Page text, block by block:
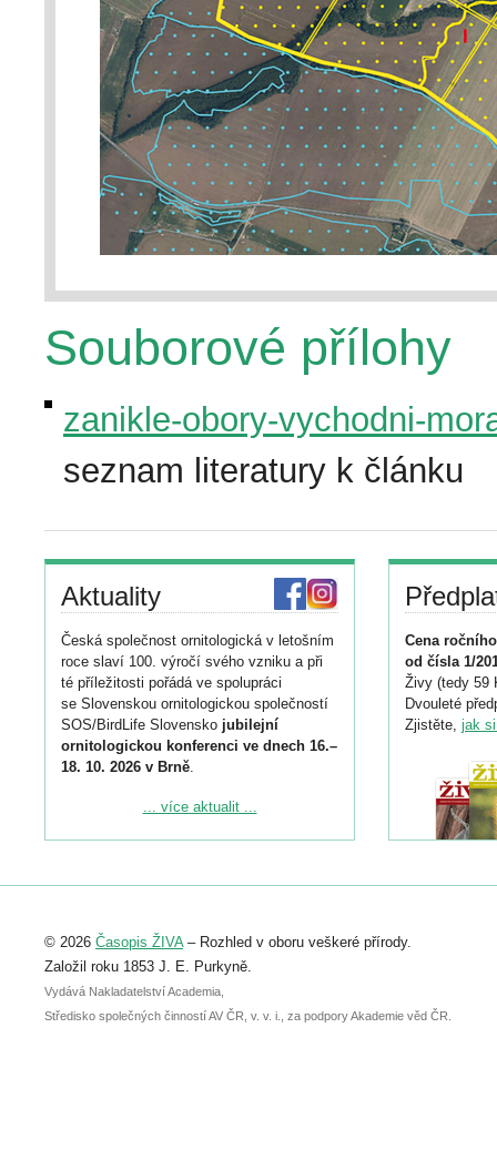
Souborové přílohy
zanikle-obory-vychodni-
seznam literatury k článku
Aktuality
Česká společnost ornitologická v letošním
roce slaví 100. výročí svého vzniku a při
té příležitosti pořádá ve spolupráci
se Slovenskou ornitologickou společností
SOS/BirdLife Slovensko jubilejní
ornitologickou konferenci ve dnech 16.–
18. 10. 2026 v Brně.
Podrobnější informace ke konferenci
Registrovat se můžete do 6. září.
abstraktu přihlášené přednášky nebo
posteru je už 30. června.
... více aktualit ...
Cena
od čísla 1/
Živy (tedy 59
Dvouleté
Zjistěte, jak
© 2026 Časopis ŽIVA– Rozhled v oboru veškeré přírody.
Založil roku 1853 J. E. Purkyně.
Vydává Nakladatelství Academia,
Středisko společných činností AV ČR, v. v. i., za podpory Akademie věd ČR.